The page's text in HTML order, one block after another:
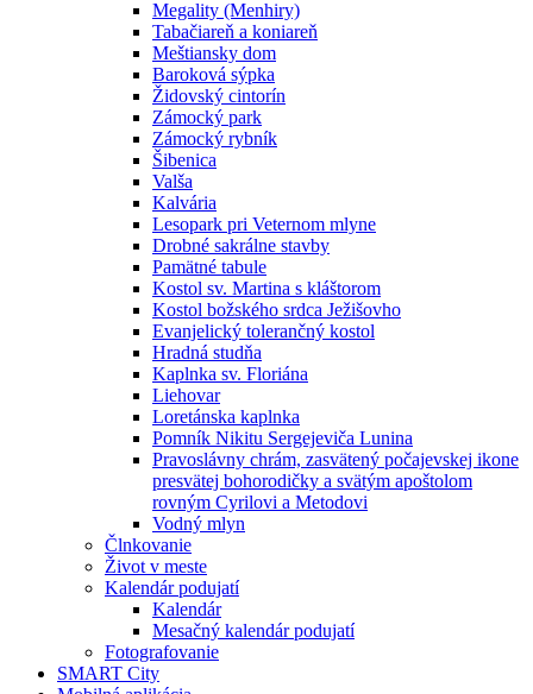
Megality (Menhiry)
Tabačiareň a koniareň
Meštiansky dom
Baroková sýpka
Židovský cintorín
Zámocký park
Zámocký rybník
Šibenica
Valša
Kalvária
Lesopark pri Veternom mlyne
Drobné sakrálne stavby
Pamätné tabule
Kostol sv. Martina s kláštorom
Kostol božského srdca Ježišovho
Evanjelický tolerančný kostol
Hradná studňa
Kaplnka sv. Floriána
Liehovar
Loretánska kaplnka
Pomník Nikitu Sergejeviča Lunina
Pravoslávny chrám, zasvätený počajevskej ikone
presvätej bohorodičky a svätým apoštolom
rovným Cyrilovi a Metodovi
Vodný mlyn
Člnkovanie
Život v meste
Kalendár podujatí
Kalendár
Mesačný kalendár podujatí
Fotografovanie
SMART City